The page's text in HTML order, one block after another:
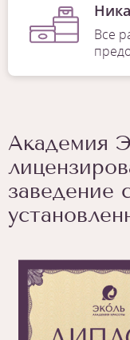
Все
Академия
заведение